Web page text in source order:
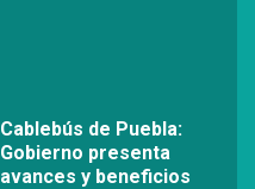
Cablebús de Puebla:
Gobierno presenta
avances y beneficios